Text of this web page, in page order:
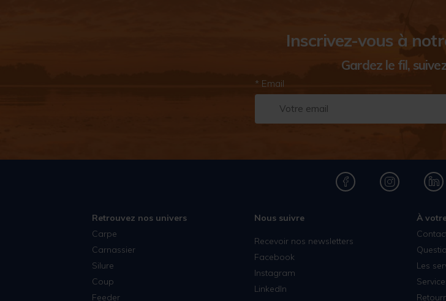
Inscrivez-vous à
Gardez le fil,
* Email
Retrouvez nos univers
Carpe
Carnassier
Silure
Coup
Feeder
Nous suivre
Recevoir nos newsletters
Facebook
Instagram
LinkedIn
À
Les